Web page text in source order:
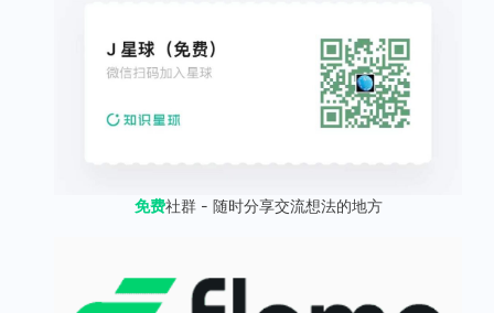
免费社群 - 随时分享交流想法的地方